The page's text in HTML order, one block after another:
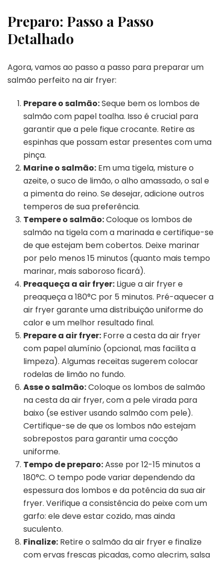
Preparo: Passo a Passo
Detalhado
Agora, vamos ao passo a passo para preparar um
salmão perfeito na air fryer:
Prepare o salmão:Seque bem os lombos de
salmão com papel toalha. Isso é crucial para
garantir que a pele fique crocante. Retire as
espinhas que possam estar presentes com uma
pinça.
Marine o salmão: Em uma tigela, misture o
azeite, o suco de limão, o alho amassado, o sal e
a pimenta do reino. Se desejar, adicione outros
temperos de sua preferência.
Tempere o salmão:Coloque os lombos de
salmão na tigela com a marinada e certifique-se
de que estejam bem cobertos. Deixe marinar
por pelo menos 15 minutos (quanto mais tempo
marinar, mais saboroso ficará).
Preaqueça a air fryer: Ligue a air fryer e
preaqueça a 180°C por 5 minutos. Pré-aquecer a
air fryer garante uma distribuição uniforme do
calor e um melhor resultado final.
Prepare a air fryer: Forre a cesta da air fryer
com papel alumínio (opcional, mas facilita a
limpeza). Algumas receitas sugerem colocar
rodelas de limão no fundo.
Asse o salmão:Coloque os lombos de salmão
na cesta da air fryer, com a pele virada para
baixo (se estiver usando salmão com pele).
Certifique-se de que os lombos não estejam
sobrepostos para garantir uma cocção
uniforme.
Tempo de preparo:Asse por 12-15 minutos a
180°C. O tempo pode variar dependendo da
espessura dos lombos e da potência da sua air
fryer. Verifique a consistência do peixe com um
garfo: ele deve estar cozido, mas ainda
suculento.
Finalize: Retire o salmão da air fryer e finalize
com ervas frescas picadas, como alecrim, salsa